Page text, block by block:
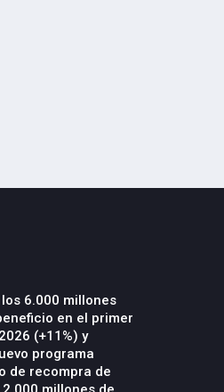
6.000 millones
en el primer
(+11%) y
programa
de recompra de